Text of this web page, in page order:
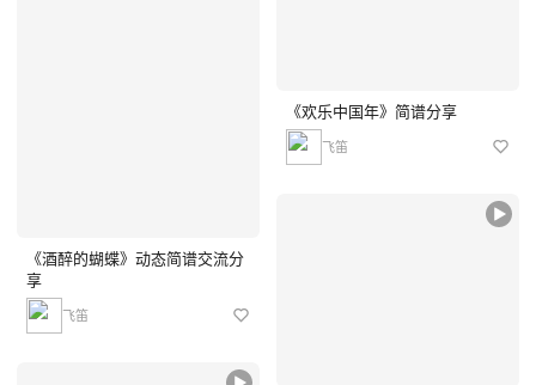
《欢乐中国年》简谱分享
飞笛
《酒醉的蝴蝶》动态简谱交流分
享
飞笛